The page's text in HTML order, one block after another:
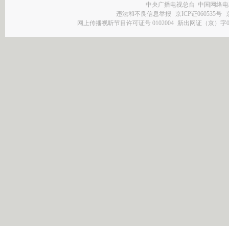
中央广播电视总台 中国网络
违法和不良信息举报
京ICP证060535号
网上传播视听节目许可证号 0102004 新出网证（京）